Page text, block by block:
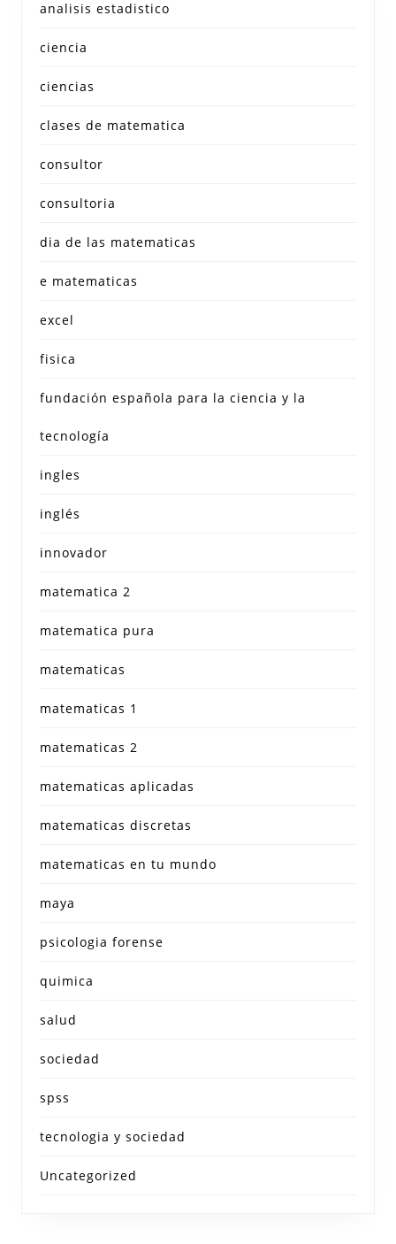
analisis estadistico
ciencia
ciencias
clases de matematica
consultor
consultoria
dia de las matematicas
e matematicas
excel
fisica
fundación española para la ciencia y la
tecnología
ingles
inglés
innovador
matematica 2
matematica pura
matematicas
matematicas 1
matematicas 2
matematicas aplicadas
matematicas discretas
matematicas en tu mundo
maya
psicologia forense
quimica
salud
sociedad
spss
tecnologia y sociedad
Uncategorized